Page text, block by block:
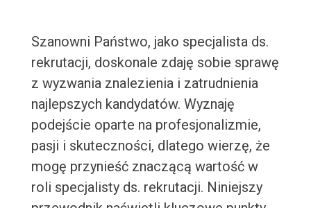
Szanowni Państwo, jako specjalista ds.
rekrutacji, doskonale zdaję sobie sprawę
z wyzwania znalezienia i zatrudnienia
najlepszych kandydatów. Wyznaję
podejście oparte na profesjonalizmie,
pasji i skuteczności, dlatego wierzę, że
mogę przynieść znaczącą wartość w
roli specjalisty ds. rekrutacji. Niniejszy